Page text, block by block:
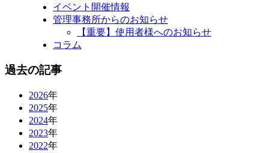
イベント開催情報
管理事務所からのお知らせ
【重要】使用者様へのお知らせ
コラム
過去の記事
2026年
2025年
2024年
2023年
2022年